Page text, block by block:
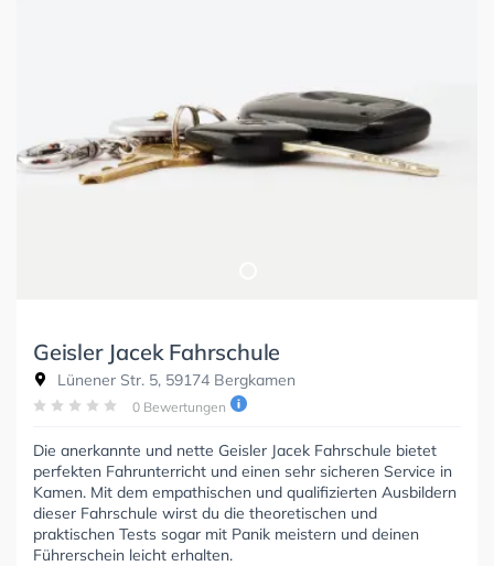
Geisler Jacek Fahrschule
Lünener Str. 5, 59174 Bergkamen
0 Bewertungen
Die anerkannte und nette Geisler Jacek Fahrschule bietet
perfekten Fahrunterricht und einen sehr sicheren Service in
Kamen. Mit dem empathischen und qualifizierten Ausbildern
dieser Fahrschule wirst du die theoretischen und
praktischen Tests sogar mit Panik meistern und deinen
Führerschein leicht erhalten.